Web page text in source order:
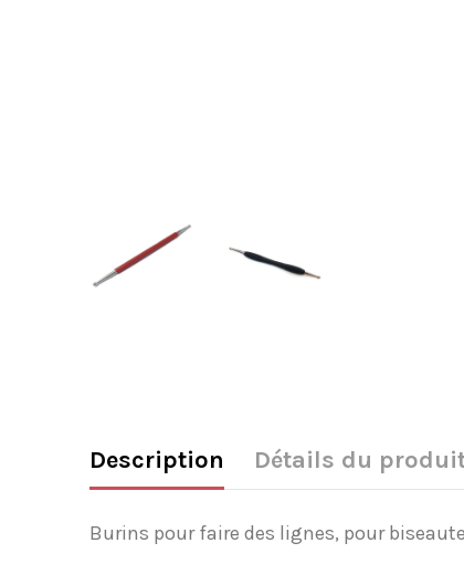
Description Détails du
Burins pour faire des lignes, pour